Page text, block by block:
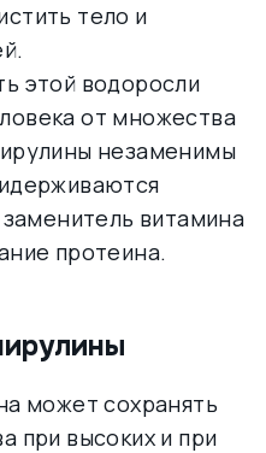
тело и
этой водоросли
от множества
незаменимы
витамина
протеина.
может сохранять
при высоких и при